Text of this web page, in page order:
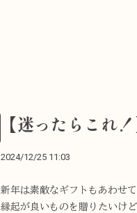
【迷ったらこれ
2024/12/25 11:03
新年は素敵なギフトもあわせ
縁起が良いものを贈りたいけ